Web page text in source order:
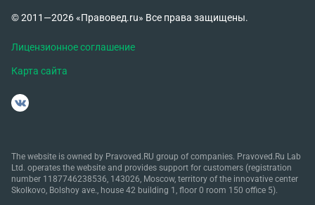
© 2011—2026 «Правовед.ru» Все права защищены.
Лицензионное соглашение
Карта сайта
The website is owned by Pravoved.RU group of companies. Pravoved.Ru Lab
Ltd. operates the website and provides support for customers (registration
number 1187746238536, 143026, Moscow, territory of the innovative center
Skolkovo, Bolshoy ave., house 42 building 1, floor 0 room 150 office 5).